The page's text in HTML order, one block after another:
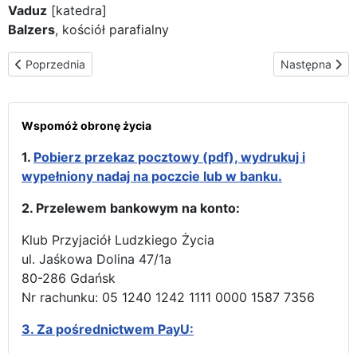
Vaduz [katedra]
Balzers, kościół parafialny
Poprzednia strona: Trasa peregrynacji w Austrii
Poprzednia Następna
Następna
Wspomóż obronę życia
1. Pobierz przekaz pocztowy (pdf), wydrukuj i
wypełniony nadaj na poczcie lub w banku.
2. Przelewem bankowym na konto:
Klub Przyjaciół Ludzkiego Życia
ul. Jaśkowa Dolina 47/1a
80-286 Gdańsk
Nr rachunku: 05 1240 1242 1111 0000 1587 7356
3. Za pośrednictwem PayU: